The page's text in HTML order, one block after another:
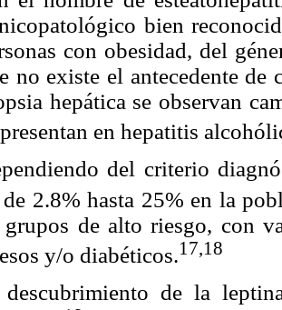
bien
con obesidad, del
no existe el antecedente
hepática se observan
en hepatitis
del criterio
2.8% hasta 25% en la
grupos de alto riesgo, con
y/o diabéticos.17,18
de la